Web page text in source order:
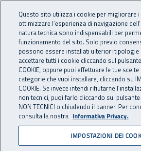
INAIL - Istituto
Navigazione
Navigazione - Ti trovi in:
Home Inail comunica Eventi
04 febbraio 2021
Webinar -
Questo sito utilizza i cookie per migliorare i
ottimizzare l’esperienza di navigazione
natura tecnica sono indispensabili per
funzionamento del sito. Solo previo
possono essere installati ulteriori tipologie
accettare tutti i cookie cliccando sul pulsante
COOKIE, oppure puoi effettuare le tue
categorie che vuoi installare, cliccando su
COOKIE. Se invece intendi rifiutarne
non tecnici, puoi farlo cliccando sul pulsante
NON TECNICI o chiudendo il banner. Per
consulta la nostra Informativa Privacy.
IMPOSTAZIONI DEI